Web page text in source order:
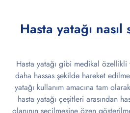
Hasta yatağı
Hasta yatağı gibi medikal
daha hassas şekilde hareket
yatağı kullanım amacına tam
hasta yatağı çeşitleri arasından